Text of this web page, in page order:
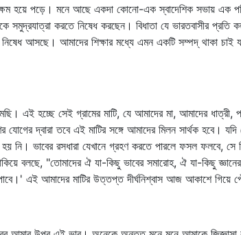
হয়ে পড়ে। মনে আছে একদা কোনো-এক স্বাদেশিক সভায় এক
সমুদ্রযাত্রা করতে নিষেধ করছেন। বিধাতা যে ভারতবাসীর
নিষেধ আসছে। আমাদের শিক্ষার মধ্যে এমন একটি সম্পদ্‌ থাকা
এই হচ্ছে সেই গ্রামের মাটি, যে আমাদের মা, আমাদের
যোগের দ্বারা তবে এই মাটির সঙ্গে আমাদের মিলন সার্থক হবে।
হয় নি। ভাবের রসধারা যেখানে গ্রহণ করতে পারলে ফসল
তাকিয়ে বলছে, "তোমাদের ঐ যা-কিছু ভাবের সমারোহ, ঐ যা-
এই আমাদের মাটির উত্তপ্ত দীর্ঘনিশ্বাস আজ আকাশে গিয়ে